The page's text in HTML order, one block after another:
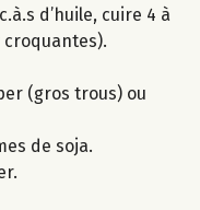
d’huile, cuire 4 à
(gros trous) ou
de soja.